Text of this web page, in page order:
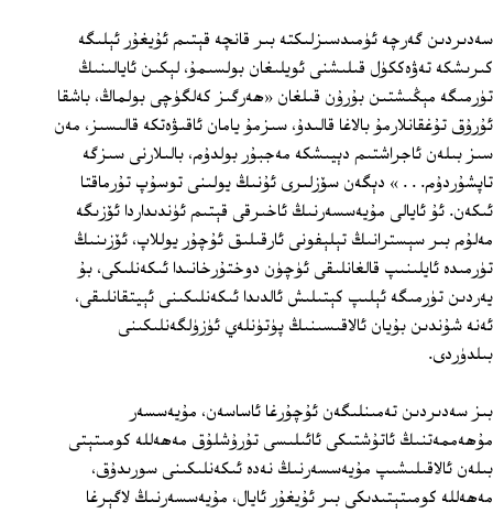
سەدىردىن گەرچە ئۈمىدسىزلىكتە بىر قانچە قېتىم ئۇيغۇر ئېلىگە
كىرىشكە تەۋەككۈل قىلىشنى ئويلىغان بولسىمۇ، لېكىن ئايالىنىڭ
تۈرمىگە مېڭىشتىن بۇرۇن قىلغان «ھەرگىز كەلگۈچى بولماڭ، باشقا
ئۇرۇق تۇغقانلارمۇ بالاغا قالىدۇ، سىزمۇ يامان ئاقىۋەتكە قالىسىز، مەن
سىز بىلەن ئاجراشتىم دېيىشكە مەجبۇر بولدۇم، بالىلارنى سىزگە
تاپشۇردۇم. . . » دېگەن سۆزلىرى ئۇنىڭ يولىنى توسۇپ تۇرماقتا
ئىكەن. ئۇ ئايالى مۇيەسسەرنىڭ ئاخىرقى قېتىم ئۈندىداردا ئۆزىگە
مەلۇم بىر سېسترانىڭ تېلېفونى ئارقىلىق ئۇچۇر يوللاپ، ئۆزىنىڭ
تۈرمىدە ئايلىنىپ قالغانلىقى ئۈچۈن دوختۇرخانىدا ئىكەنلىكى، بۇ
يەردىن تۈرمىگە ئېلىپ كېتىلىش ئالدىدا ئىكەنلىكىنى ئېيتقانلىقى،
ئەنە شۇندىن بۇيان ئالاقىسىنىڭ پۈتۈنلەي ئۈزۈلگەنلىكىنى
بىلدۈردى.
بىز سەدىردىن تەمىنلىگەن ئۇچۇرغا ئاساسەن، مۇيەسسەر
مۇھەممەتنىڭ ئاتۇشتىكى ئائىلىسى تۇرۇشلۇق مەھەللە كومىتېتى
بىلەن ئالاقىلىشىپ مۇيەسسەرنىڭ نەدە ئىكەنلىكىنى سورىدۇق،
مەھەللە كومىتېتىدىكى بىر ئۇيغۇر ئايال، مۇيەسسەرنىڭ لاگېرغا